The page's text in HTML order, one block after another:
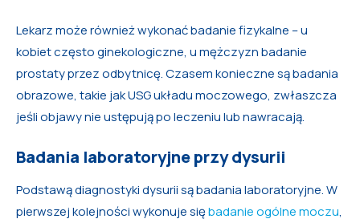
Lekarz może również wykonać badanie fizykalne – u
kobiet często ginekologiczne, u mężczyzn badanie
prostaty przez odbytnicę. Czasem konieczne są badania
obrazowe, takie jak USG układu moczowego, zwłaszcza
jeśli objawy nie ustępują po leczeniu lub nawracają.
Badania laboratoryjne przy dysurii
Podstawą diagnostyki dysurii są badania laboratoryjne. W
pierwszej kolejności wykonuje siębadanie ogólne moczu,